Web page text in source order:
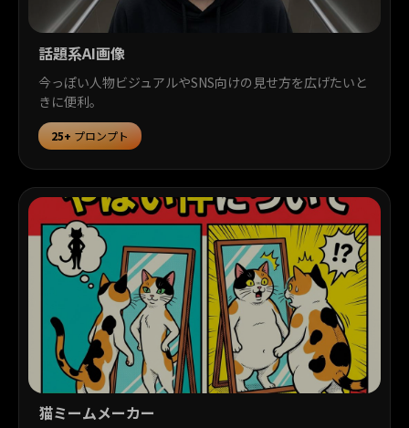
話題系AI画像
今っぽい人物ビジュアルやSNS向けの見せ方を広げたいと
きに便利。
25+ プロンプト
猫ミームメーカー